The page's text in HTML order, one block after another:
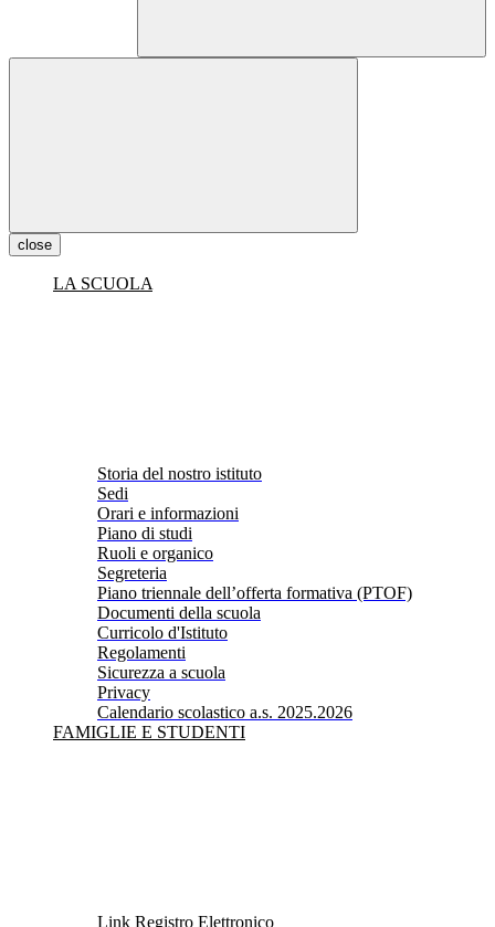
close
LA SCUOLA
Storia del nostro istituto
Sedi
Orari e informazioni
Piano di studi
Ruoli e organico
Segreteria
Piano triennale dell’offerta formativa (PTOF)
Documenti della scuola
Curricolo d'Istituto
Regolamenti
Sicurezza a scuola
Privacy
Calendario scolastico a.s. 2025.2026
FAMIGLIE E STUDENTI
Link Registro Elettronico